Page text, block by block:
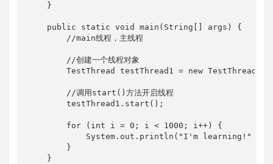
    }
    public static void main(String[] args) {
        //main线程，主线程
        //创建一个线程对象
        TestThread testThread1 = new TestThread();
        //调用start()方法开启线程
        testThread1.start();
        for (int i = 0; i < 1000; i++) {
System.out.println("I'm learning!" +
        }
    }